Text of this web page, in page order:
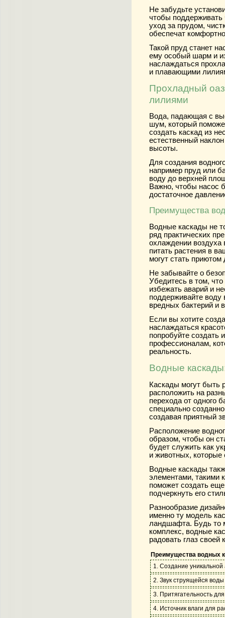
Не забудьте
чтобы поддерживать
уход за прудом,
обеспечат
Такой пруд станет
ему особый шарм и
наслаждаться
и плавающими
Прохладный
лилиями
Вода, падающая с
шум, который
создать каскад из
естественный
высоты.
Для создания
например пруд или
воду до верхней
Важно, чтобы насос
достаточное
Преимущества
Водные каскады не
ряд практических
охлаждении воздуха
питать растения в
могут стать
Не забывайте о
Убедитесь в том,
избежать аварий и
поддерживайте воду
вредных бактерий и
Если вы хотите
наслаждаться
попробуйте создать
профессионалам,
реальность.
Водные
Каскады могут быть
расположить на
перехода от одного
специально
создавая приятный
Расположение
образом, чтобы он
будет служить как
и животных, которые
Водные каскады
элементами, такими
поможет создать
подчеркнуть его
Разнообразие
именно ту модель
ландшафта. Будь то
комплекс, водные
радовать глаз своей
Преимущества водных
1. Создание
2. Звук струящейся
3. Притягательность
4. Источник влаги для